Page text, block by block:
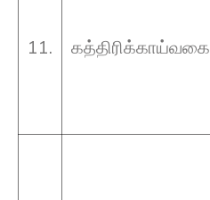
11. கத்திரிக்காய்வகை